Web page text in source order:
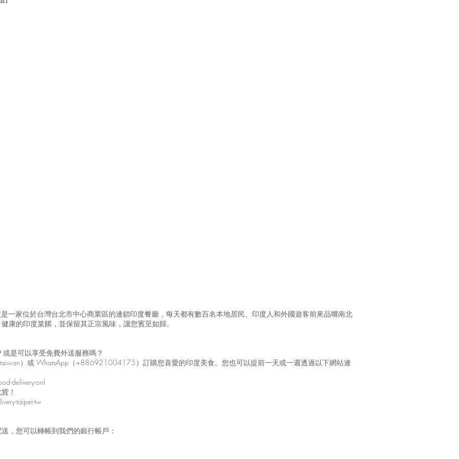
一家位於台灣台北市中心商業區的連鎖印度餐廳，每天都有數百名本地居民、印度人和外國遊客前來品嚐南北
康的印度菜餚，並保留其正宗風味，讓您賓至如歸。
是可以享受免費外送服務嗎？
）或 WhatsApp（+886921004175）訂購您喜愛的印度美食。您也可以提前一天或一週透過以下網站連
delivery-onl
！
taipei-tw
，您可以轉帳到我們的銀行帳戶：